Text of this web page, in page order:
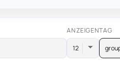
ANZEIGENTAG